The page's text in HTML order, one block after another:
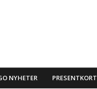
NYHETER PRESENTKORT